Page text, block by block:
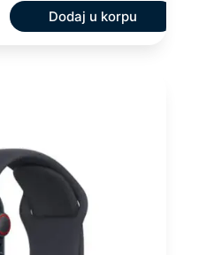
Dodaj u korpu